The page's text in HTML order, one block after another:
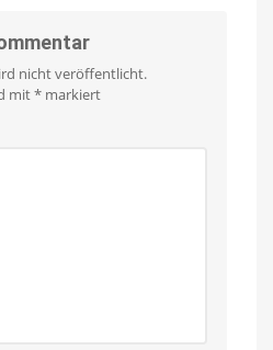
nicht veröffentlicht.
mit* markiert